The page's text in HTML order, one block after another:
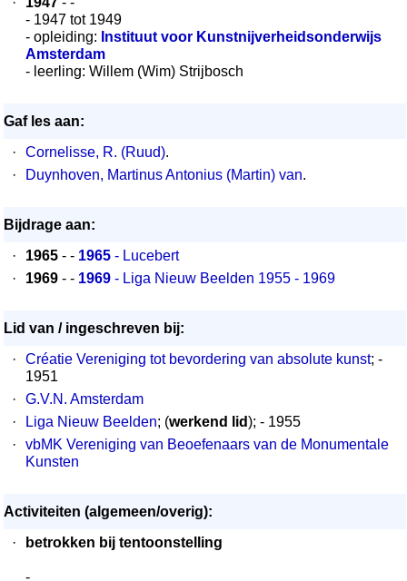
- 1947 tot 1949
- opleiding: Instituut voor Kunstnijverheidsonderwijs
Amsterdam
- leerling: Willem (Wim) Strijbosch
Gaf les aan:
·
Cornelisse, R. (Ruud).
·
Duynhoven, Martinus Antonius (Martin) van.
Bijdrage aan:
·
1965 - - 1965 - Lucebert
·
1969 - - 1969 - Liga Nieuw Beelden 1955 - 1969
Lid van / ingeschreven bij:
·
Créatie Vereniging tot bevordering van absolute kunst; -
1951
·
G.V.N. Amsterdam
·
Liga Nieuw Beelden; (werkend lid); - 1955
·
vbMK Vereniging van Beoefenaars van de Monumentale
Kunsten
Activiteiten (algemeen/overig):
·
betrokken bij tentoonstelling
-